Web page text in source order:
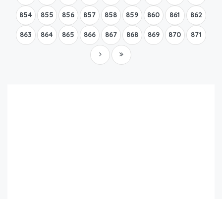
854 855 856 857 858 859 860 861 862
863 864 865 866 867 868 869 870 871